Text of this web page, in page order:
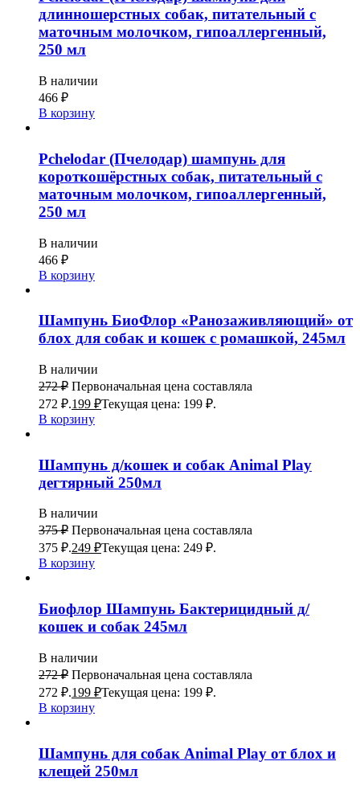
длинношерстных собак, питательный с
маточным молочком, гипоаллергенный,
250 мл
В наличии
466 ₽
В корзину
Pchelodar (Пчелодар) шампунь для
короткошёрстных собак, питательный с
маточным молочком, гипоаллергенный,
250 мл
В наличии
466 ₽
В корзину
Шампунь БиоФлор «Ранозаживляющий» от
блох для собак и кошек с ромашкой, 245мл
В наличии
272₽ Первоначальная цена составляла
272 ₽.199 ₽Текущая цена: 199 ₽.
В корзину
Шампунь д/кошек и собак Animal Play
дегтярный 250мл
В наличии
375₽ Первоначальная цена составляла
375 ₽.249 ₽Текущая цена: 249 ₽.
В корзину
Биофлор Шампунь Бактерицидный д/
кошек и собак 245мл
В наличии
272₽ Первоначальная цена составляла
272 ₽.199 ₽Текущая цена: 199 ₽.
В корзину
Шампунь для собак Animal Play от блох и
клещей 250мл